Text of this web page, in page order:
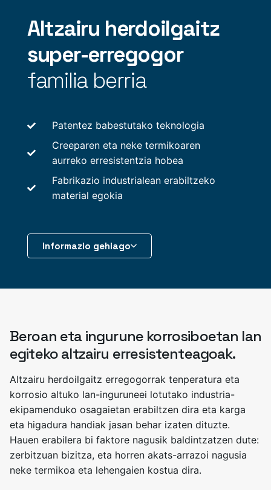
Altzairu herdoilgaitz
super-erregogor
familia berria
Patentez babestutako teknologia
Creeparen eta neke termikoaren
aurreko erresistentzia hobea
Fabrikazio industrialean erabiltzeko
material egokia
Informazio gehiago
Beroan eta ingurune korrosiboetan lan
egiteko altzairu erresistenteagoak.
Altzairu herdoilgaitz erregogorrak tenperatura eta
korrosio altuko lan-inguruneei lotutako industria-
ekipamenduko osagaietan erabiltzen dira eta karga
eta higadura handiak jasan behar izaten dituzte.
Hauen erabilera bi faktore nagusik baldintzatzen dute:
zerbitzuan bizitza, eta horren akats-arrazoi nagusia
neke termikoa eta lehengaien kostua dira.